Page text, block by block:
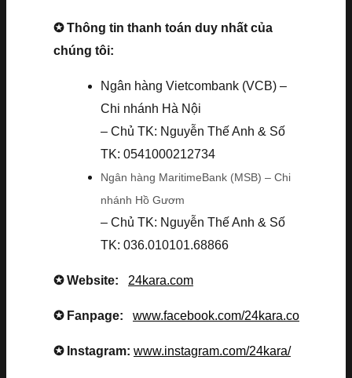
✪ Thông tin thanh toán duy nhất của
chúng tôi:
Ngân hàng Vietcombank (VCB) –
Chi nhánh Hà Nội
– Chủ TK: Nguyễn Thế Anh & Số
TK: 0541000212734
Ngân hàng MaritimeBank (MSB) – Chi
nhánh Hồ Gươm
– Chủ TK: Nguyễn Thế Anh & Số
TK: 036.010101.68866
✪ Website: 24kara.com
✪ Fanpage: www.facebook.com/24kara.co
✪ Instagram: www.instagram.com/24kara/